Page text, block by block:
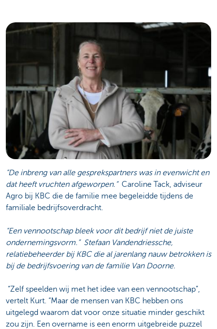
“De inbreng van alle gesprekspartners was in evenwicht en
dat heeft vruchten afgeworpen.” Caroline Tack, adviseur
Agro bij KBC die de familie mee begeleidde tijdens de
familiale bedrijfsoverdracht.
“Een vennootschap bleek voor dit bedrijf niet de juiste
ondernemingsvorm.” Stefaan Vandendriessche,
relatiebeheerder bij KBC die al jarenlang nauw betrokken is
bij de bedrijfsvoering van de familie Van Doorne.
“Zelf speelden wij met het idee van een vennootschap”,
vertelt Kurt. “Maar de mensen van KBC hebben ons
uitgelegd waarom dat voor onze situatie minder geschikt
zou zijn. Een overname is een enorm uitgebreide puzzel